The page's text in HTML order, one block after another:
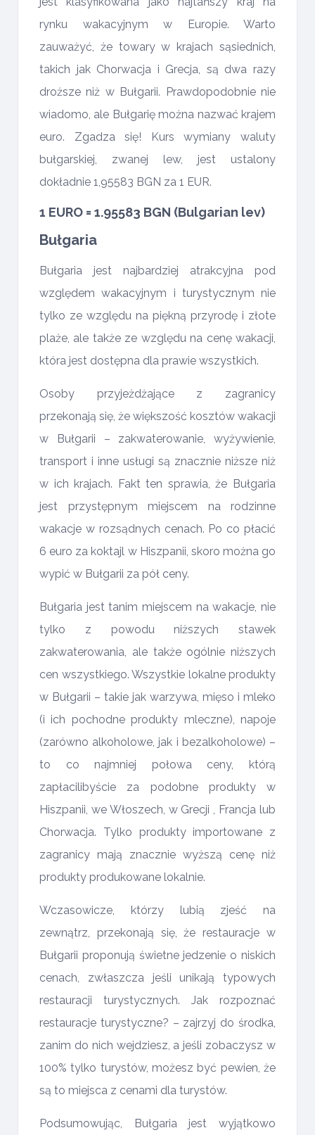
rynku wakacyjnym w Europie. Warto
zauważyć, że towary w krajach sąsiednich,
takich jak Chorwacja i Grecja, są dwa razy
droższe niż w Bułgarii. Prawdopodobnie nie
wiadomo, ale Bułgarię można nazwać krajem
euro. Zgadza się! Kurs wymiany waluty
bułgarskiej, zwanej lew, jest ustalony
dokładnie 1,95583 BGN za 1 EUR.
1 EURO = 1.95583 BGN (Bulgarian lev)
Bułgaria
Bułgaria jest najbardziej atrakcyjna pod
względem wakacyjnym i turystycznym nie
tylko ze względu na piękną przyrodę i złote
plaże, ale także ze względu na cenę wakacji,
która jest dostępna dla prawie wszystkich.
Osoby przyjeżdżające z zagranicy
przekonają się, że większość kosztów wakacji
w Bułgarii – zakwaterowanie, wyżywienie,
transport i inne usługi są znacznie niższe niż
w ich krajach. Fakt ten sprawia, że Bułgaria
jest przystępnym miejscem na rodzinne
wakacje w rozsądnych cenach. Po co płacić
6 euro za koktajl w Hiszpanii, skoro można go
wypić w Bułgarii za pół ceny.
Bułgaria jest tanim miejscem na wakacje, nie
tylko z powodu niższych stawek
zakwaterowania, ale także ogólnie niższych
cen wszystkiego. Wszystkie lokalne produkty
w Bułgarii – takie jak warzywa, mięso i mleko
(i ich pochodne produkty mleczne), napoje
(zarówno alkoholowe, jak i bezalkoholowe) –
to co najmniej połowa ceny, którą
zapłacilibyście za podobne produkty w
Hiszpanii, we Włoszech, w Grecji , Francja lub
Chorwacja. Tylko produkty importowane z
zagranicy mają znacznie wyższą cenę niż
produkty produkowane lokalnie.
Wczasowicze, którzy lubią zjeść na
zewnątrz, przekonają się, że restauracje w
Bułgarii proponują świetne jedzenie o niskich
cenach, zwłaszcza jeśli unikają typowych
restauracji turystycznych. Jak rozpoznać
restauracje turystyczne? – zajrzyj do środka,
zanim do nich wejdziesz, a jeśli zobaczysz w
100% tylko turystów, możesz być pewien, że
są to miejsca z cenami dla turystów.
Podsumowując, Bułgaria jest wyjątkowo